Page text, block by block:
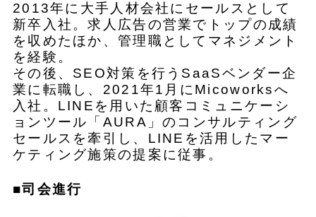
2013年に大手人材会社にセールスとして
新卒入社。求人広告の営業でトップの成績
を収めたほか、管理職としてマネジメント
を経験。
その後、SEO対策を行うSaaSベンダー企
業に転職し、2021年1月にMicoworksへ
入社。LINEを用いた顧客コミュニケーシ
ョンツール「AURA」のコンサルティング
セールスを牽引し、LINEを活用したマー
ケティング施策の提案に従事。
■司会進行